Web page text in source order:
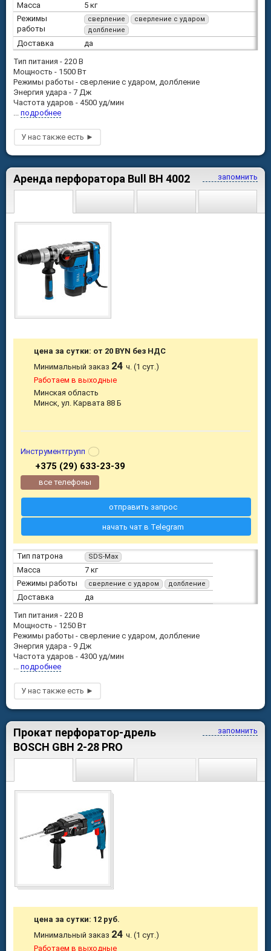
Масса
5 кг
Режимы
работы
сверление
сверление с ударом
долбление
Доставка
да
Тип питания - 220 В
Мощность - 1500 Вт
Режимы работы - сверление с ударом, долбление
Энергия удара - 7 Дж
Частота ударов - 4500 уд/мин
... подробнее
запомнить
Аренда перфоратора Bull BH 4002
Тип патрона SDS-Max
Масса
7 кг
Режимы работы
сверление с ударом долбление
Доставка
да
Тип питания - 220 В
Мощность - 1250 Вт
Режимы работы - сверление с ударом, долбление
Энергия удара - 9 Дж
Частота ударов - 4300 уд/мин
... подробнее
цена за сутки: от 20 BYN без НДС
Минимальный заказ 24ч. (1 сут.)
Работаем в выходные
Минская область
Минск, ул. Карвата 88 Б
Инструментгрупп
+375 (29) 633-23-39
все телефоны
отправить запрос
начать чат в Telegram
запомнить
Прокат перфоратор-дрель
BOSCH GBH 2-28 PRO
цена за сутки: 12 руб.
Минимальный заказ 24ч. (1 сут.)
Работаем в выходные